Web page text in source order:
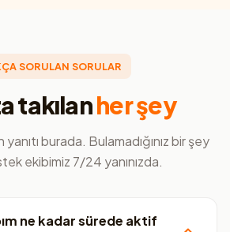
SORULAN SORULAR
takılanher şey
burada. Bulamadığınız bir şey
ekibimiz 7/24 yanınızda.
ne kadar sürede aktif